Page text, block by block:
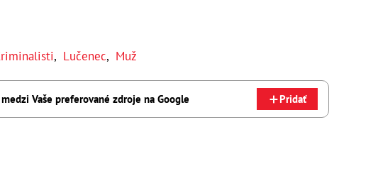
, Lučenec, Muž
Vaše preferované zdroje na Google Pridať